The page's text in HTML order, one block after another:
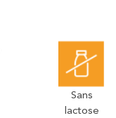
Sans
lactose